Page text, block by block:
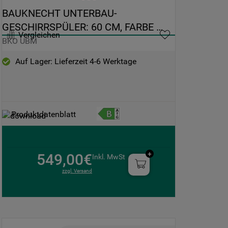
Vergleichen
BAUKNECHT UNTERBAU-
GESCHIRRSPÜLER: 60 CM, FARBE
EDELSTAHL - BKO UBM
BKO UBM
Auf Lager: Lieferzeit 4-6 Werktage
Produktdatenblatt
549,00€Inkl. MwSt
zzgl. Versand